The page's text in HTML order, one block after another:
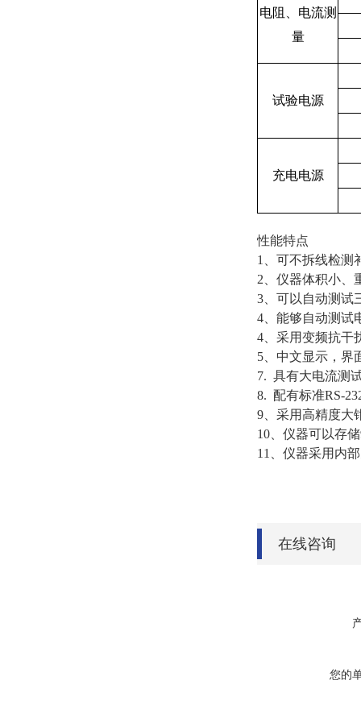
电阻、电流测
量
试验电源
充电电源
性能特点
1、可不拆线检测
2、仪器体积小、
3、可以自动测试
4、能够自动测试
4、采用变频抗干
5、中文显示，界
7. 具有大电流测
8. 配有标准RS-
9、采用高精度大
10、仪器可以存
11、仪器采用内
在线咨询
您的